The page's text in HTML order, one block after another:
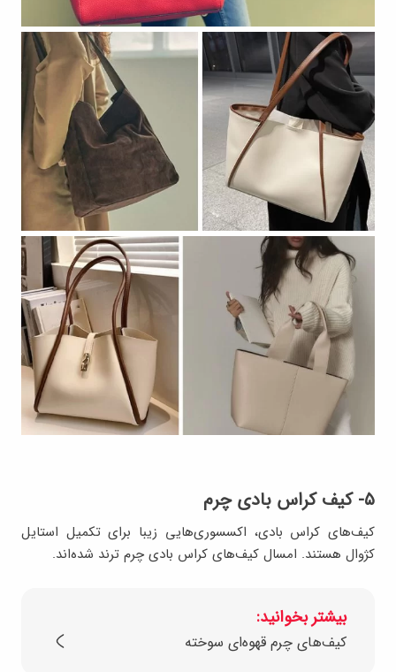
۵- کیف‌ کراس بادی چرم
کیف‌های کراس بادی، اکسسوری‌هایی زیبا برای تکمیل استایل
کژوال هستند. امسال کیف‌های کراس بادی چرم ترند شده‌اند.
بیشتر بخوانید:
کیف‌های چرم قهوه‌ای سوخته